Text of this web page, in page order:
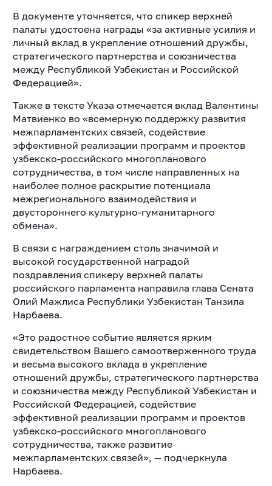
В документе уточняется, что спикер верхней
палаты удостоена награды «за активные усилия и
личный вклад в укрепление отношений дружбы,
стратегического партнерства и союзничества
между Республикой Узбекистан и Российской
Федерацией».
Также в тексте Указа отмечается вклад Валентины
Матвиенко во «всемерную поддержку развития
межпарламентских связей, содействие
эффективной реализации программ и проектов
узбекско-российского многопланового
сотрудничества, в том числе направленных на
наиболее полное раскрытие потенциала
межрегионального взаимодействия и
двустороннего культурно-гуманитарного
обмена».
В связи с награждением столь значимой и
высокой государственной наградой
поздравления спикеру верхней палаты
российского парламента направила глава Сената
Олий Мажлиса Республики Узбекистан Танзила
Нарбаева.
«Это радостное событие является ярким
свидетельством Вашего самоотверженного труда
и весьма высокого вклада в укрепление
отношений дружбы, стратегического партнерства
и союзничества между Республикой Узбекистан и
Российской Федерацией, содействие
эффективной реализации программ и проектов
узбекско-российского многопланового
сотрудничества, также развитие
межпарламентских связей», — подчеркнула
Нарбаева.